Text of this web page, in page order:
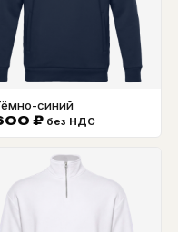
синий
₽ без НДС